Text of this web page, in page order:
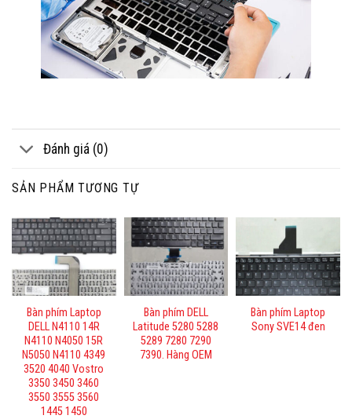
Đánh giá (0)
SẢN PHẨM TƯƠNG TỰ
Bàn phím Laptop
DELL N4110 14R
N4110 N4050 15R
N5050 N4110 4349
3520 4040 Vostro
3350 3450 3460
3550 3555 3560
1445 1450
Bàn phím DELL
Latitude 5280 5288
5289 7280 7290
7390. Hàng OEM
Bàn phím Laptop
Sony SVE14 đen